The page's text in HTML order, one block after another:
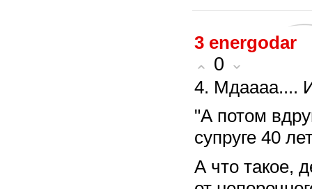
3 energodar
0
4. Мдаааа....
"А потом
супруге 40
А что такое,